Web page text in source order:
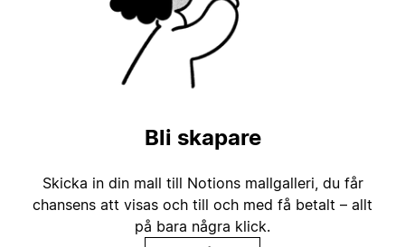
Bli skapare
Skicka in din mall till Notions mallgalleri, du får
chansens att visas och till och med få betalt – allt
på bara några klick.